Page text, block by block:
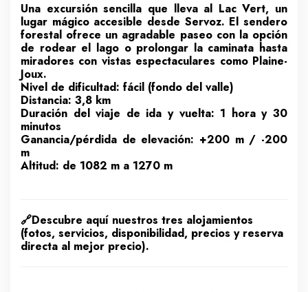
Una excursión sencilla que lleva al Lac Vert, un
lugar mágico accesible desde Servoz. El sendero
forestal ofrece un agradable paseo con la opción
de rodear el lago o prolongar la caminata hasta
miradores con vistas espectaculares como Plaine-
Joux.
Nivel de dificultad: fácil (fondo del valle)
Distancia: 3,8 km
Duración del viaje de ida y vuelta: 1 hora y 30
minutos
Ganancia/pérdida de elevación: +200 m / -200
m
Altitud: de 1082 m a 1270 m
🔗Descubre aquí nuestros tres alojamientos
(fotos, servicios, disponibilidad, precios y reserva
directa al mejor precio).